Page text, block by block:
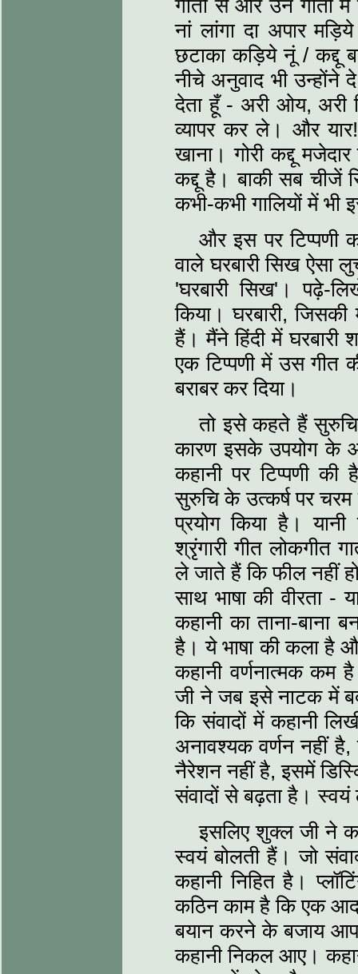
गीतों से और उन गीतों
नां लांगा दा अपार
छटाका कड़िये नूं / कद्दू
नीचे अनुवाद भी उन्‍होंने
देता हूँ - अरी ओय, अरी
व्‍यापर कर ले। और
खाना। गोरी कद्दू
कद्दू है। बाकी सब चीजें
कभी-कभी गालियों में भी
और इस पर टिप्‍पणी
वाले घरबारी सिख ऐसा
'घरबारी सिख'। पढ़े-
किया। घरबारी,
हैं। मैंने हिंदी में घरबारी
एक टिप्‍पणी में उस गीत
बराबर कर दिया।
तो इसे कहते हैं
कारण इसके उपयोग के
कहानी पर टिप्‍पणी की
सुरुचि के उत्‍कर्ष पर चरम
प्रयोग किया है।
श्रृंगारी गीत लोकगीत
ले जाते हैं कि फील नहीं
साथ भाषा की वीरता -
कहानी का ताना-बाना
है। ये भाषा की कला है
कहानी वर्णनात्‍मक कम
जी ने जब इसे नाटक में
कि संवादों में कहानी
अनावश्यक वर्णन नहीं
नैरेशन नहीं है, इसमें
संवादों से बढ़ता है।
इसलिए शुक्‍ल जी ने
स्‍वयं बोलती हैं। जो
कहानी निहित है।
कठिन काम है कि एक
बयान करने के बजाय
कहानी निकल आए।